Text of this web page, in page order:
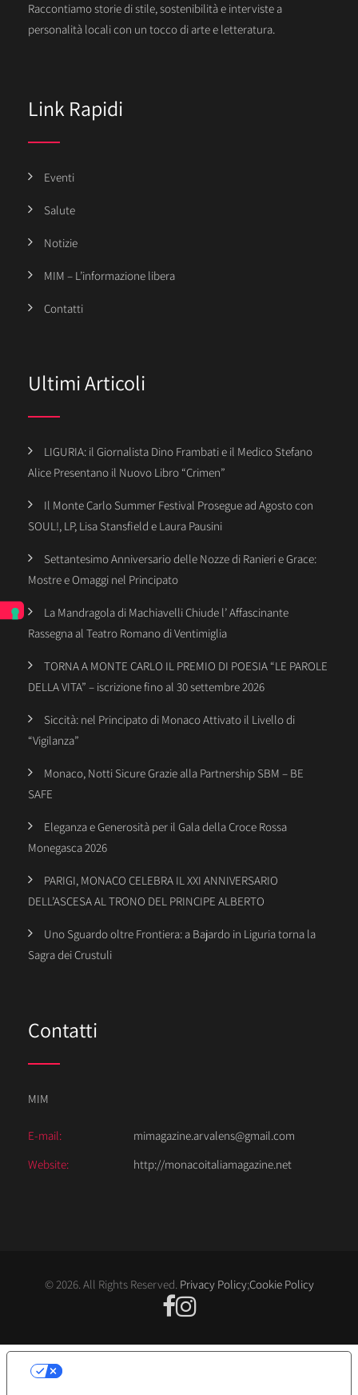
Raccontiamo storie di stile, sostenibilità e interviste a
personalità locali con un tocco di arte e letteratura.
Link Rapidi
Eventi
Salute
Notizie
MIM – L’informazione libera
Contatti
Ultimi Articoli
LIGURIA: il Giornalista Dino Frambati e il Medico Stefano
Alice Presentano il Nuovo Libro “Crimen”
Il Monte Carlo Summer Festival Prosegue ad Agosto con
SOUL!, LP, Lisa Stansfield e Laura Pausini
Settantesimo Anniversario delle Nozze di Ranieri e Grace:
Mostre e Omaggi nel Principato
La Mandragola di Machiavelli Chiude l’ Affascinante
Rassegna al Teatro Romano di Ventimiglia
TORNA A MONTE CARLO IL PREMIO DI POESIA “LE PAROLE
DELLA VITA” – iscrizione fino al 30 settembre 2026
Siccità: nel Principato di Monaco Attivato il Livello di
“Vigilanza”
Monaco, Notti Sicure Grazie alla Partnership SBM – BE
SAFE
Eleganza e Generosità per il Gala della Croce Rossa
Monegasca 2026
PARIGI, MONACO CELEBRA IL XXI ANNIVERSARIO
DELL’ASCESA AL TRONO DEL PRINCIPE ALBERTO
Uno Sguardo oltre Frontiera: a Bajardo in Liguria torna la
Sagra dei Crustuli
Contatti
MIM
E-mail:
mimagazine.arvalens@gmail.com
Website:
http://monacoitaliamagazine.net
© 2026. All Rights Reserved. Privacy Policy;Cookie Policy